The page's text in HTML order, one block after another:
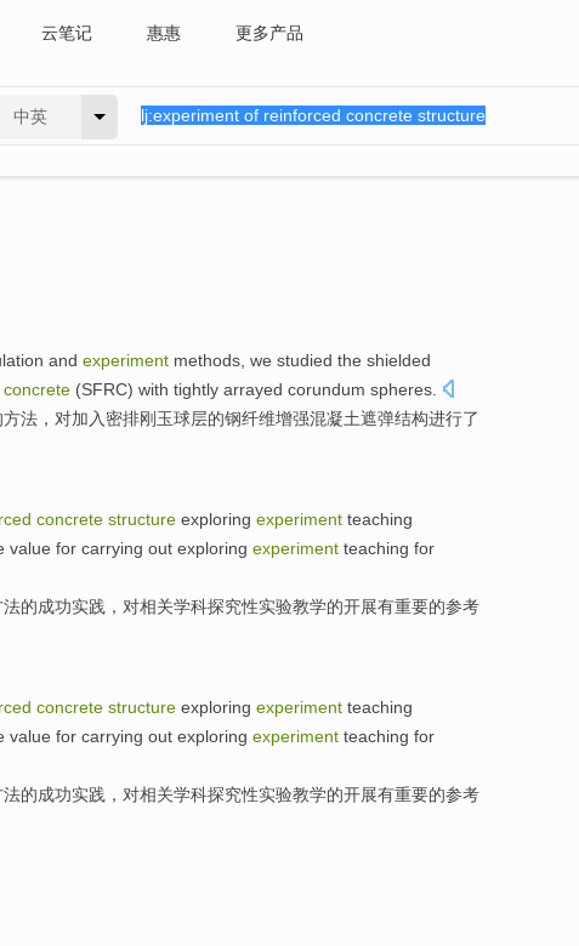
云笔记 惠惠 更多产品
中英
and experiment methods , we studied the shielded
concrete (SFRC) with tightly arrayed corundum spheres.
方法 ，对加入密排刚玉球层的钢纤维增强混凝土遮弹结构进行了
concrete structure exploring experiment teaching
value for carrying out exploring experiment teaching for
法的成功实践 ， 对相关学科探究性实验教学的开展有重要的参考
concrete structure exploring experiment teaching
value for carrying out exploring experiment teaching for
法的成功实践 ， 对相关学科探究性实验教学的开展有重要的参考